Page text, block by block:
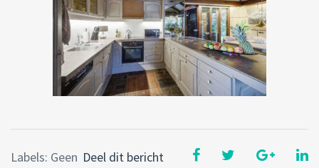
Deel dit bericht
Labels: Geen